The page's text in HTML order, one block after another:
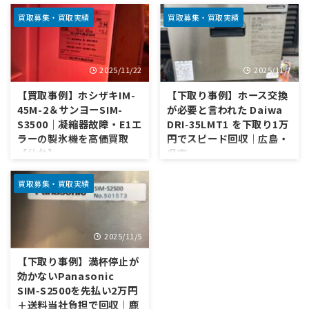
「また氷ができなくなりまし
た。前回と同じ壊れ方だと思い
ます。」 以前にもご相談いただ
いた、栃木県のバーオーナーさ
んから届いたLINE。お店を支え
てきたのは ホシザキ
年以上働き続けてきたベテラン
製氷機です。 前回はなんとか持
ち直したものの、再び「氷がで
きない」症状が発生。ここか
緒に考える長い旅が始まりまし
た。 氷ができないのに、機械は
元気に動いている 最初に伺った
プレッサーもファン ...
では ホシザキ45kgタイプ
「IM‑45L‑1」を、故障品にもか
かわらず下取り15,000円＋送
料5,020円こちら負担でお迎え
しました。 しかも、オーナーさ
んはそのお金を元手に 最新
35kgタイプ「IM‑35P」への入
れ替えを前向きに検討中。壊れ
かけた製氷機が、次の一歩を後
押しする“軍資金”になった事例
です。 1．相談内容：長年使っ
たホシザキ45kgを手放したい
買取募集・買取実績
2025/11/22
【買取事例】ホシザキIM-
45M-2＆サンヨーSIM-
S3500｜凝縮器故障・E1エ
ラーの製氷機を高価買取
【仙台】
凝縮器が壊れても2台で55,000
円＋送料こちら負担でお迎えし
ました。 まずお伝えしたいの
んと価値がつくケースがある と
のは、宮城県仙台市のバーのオ
ーナー様からのご相談。営業を
支えてきた ホシザキ
買取募集・買取実績
2025/11/7
【下取り事例】ホース交換
が必要と言われた Daiwa
DRI‑35LMT1 を下取り1万
円でスピード回収｜広島・
呉市
買取募集・買取実績
2025/11/5
【下取り事例】満杯停止が
効かないPanasonic
SIM‑S2500を先払い2万円
＋送料当社負担で回収｜鹿